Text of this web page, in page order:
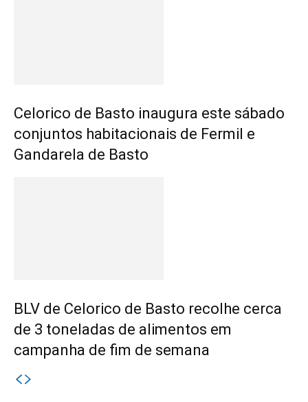
Celorico de Basto inaugura este sábado
conjuntos habitacionais de Fermil e
Gandarela de Basto
BLV de Celorico de Basto recolhe cerca
de 3 toneladas de alimentos em
campanha de fim de semana